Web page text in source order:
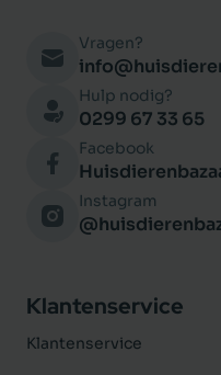
Vragen?
Hulp nodig?
0299 67 33 65
Facebook
Instagram
Klantenservice
Klantenservice